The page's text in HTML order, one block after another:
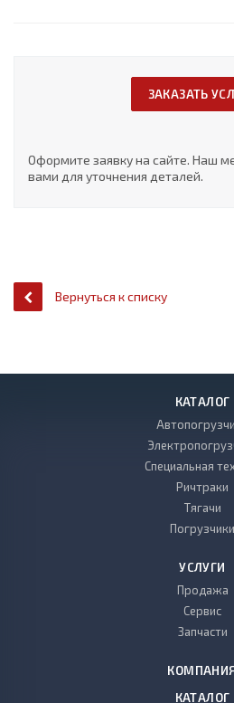
ЗАКАЗАТЬ
Оформите заявку на сайте. Наш
вами для уточнения деталей.
Вернуться к списку
КАТАЛОГ
Специальная
Ричтраки
Тягачи
Погрузчики
УСЛУГИ
Продажа
Сервис
Запчасти
КАТАЛОГ